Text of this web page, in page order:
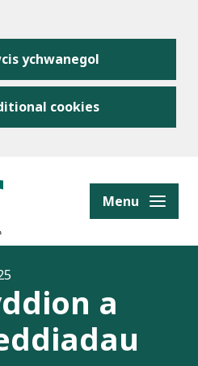
ychwanegol
cookies
Menu
a